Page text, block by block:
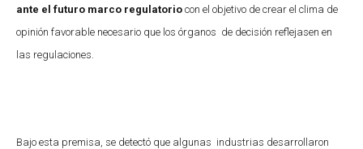
ante el futuro marco regulatorio con el objetivo de crear el clima de
opinión favorable necesario que los órganos de decisión reflejasen en
las regulaciones.
Bajo esta premisa, se detectó que algunas industrias desarrollaron